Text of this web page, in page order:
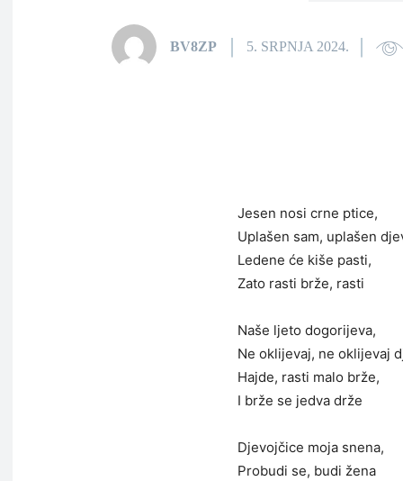
BV8ZP 5. SRPNJA 2024.
Jesen nosi crne ptice,
Uplašen sam, uplašen
Ledene će kiše pasti,
Zato rasti brže, rasti
Naše ljeto dogorijeva,
Ne oklijevaj, ne oklijevaj
Hajde, rasti malo brže,
I brže se jedva drže
Djevojčice moja snena,
Probudi se, budi žena